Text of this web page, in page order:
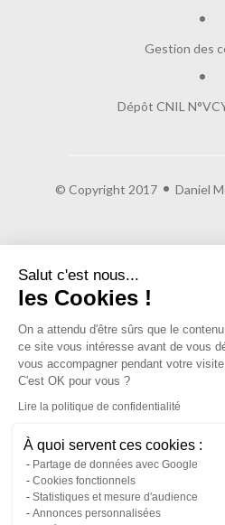
Gestion des
Dépôt CNIL
© Copyright 2017 Daniel
Salut c'est nous...
les Cookies !
On a attendu d'être sûrs que le
ce site vous intéresse avant de vous
vous accompagner pendant votre
C'est OK pour vous ?
Lire la politique de confidentialité
À quoi servent ces cookies :
Partage de données avec Google
Cookies fonctionnels
Statistiques et mesure d'audience
Annonces personnalisées